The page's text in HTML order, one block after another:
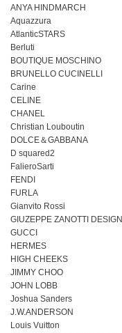
ANYA HINDMARCH
Aquazzura
AtlanticSTARS
Berluti
BOUTIQUE MOSCHINO
BRUNELLO CUCINELLI
Carine
CELINE
CHANEL
Christian Louboutin
DOLCE＆GABBANA
D squared2
FalieroSarti
FENDI
FURLA
Gianvito Rossi
GIUZEPPE ZANOTTI DESIGN
GUCCI
HERMES
HIGH CHEEKS
JIMMY CHOO
JOHN LOBB
Joshua Sanders
J.W.ANDERSON
Louis Vuitton